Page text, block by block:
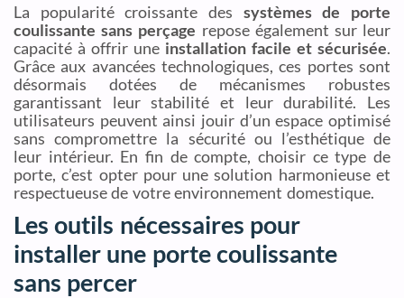
La popularité croissante des systèmes de porte
coulissante sans perçage repose également sur leur
capacité à offrir une installation facile et sécurisée.
Grâce aux avancées technologiques, ces portes sont
désormais dotées de mécanismes robustes
garantissant leur stabilité et leur durabilité. Les
utilisateurs peuvent ainsi jouir d’un espace optimisé
sans compromettre la sécurité ou l’esthétique de
leur intérieur. En fin de compte, choisir ce type de
porte, c’est opter pour une solution harmonieuse et
respectueuse de votre environnement domestique.
Les outils nécessaires pour
installer une porte coulissante
sans percer